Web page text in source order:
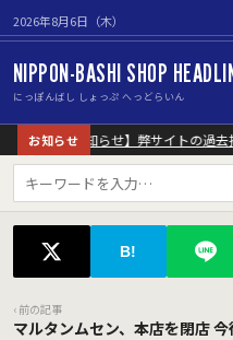
2026年8月6日（木）
NIPPON-BASHI SHOP
にっぽんばし しょっぷ へっどらいん
お知らせ
【重要なお知らせ】弊サイトの過去
B!
‹ 前の記事
マルタンムセン、本店を閉店